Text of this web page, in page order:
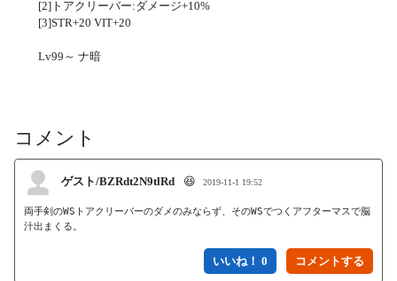
[2]トアクリーバー:ダメージ+10%
[3]STR+20 VIT+20
Lv99～ ナ暗
コメント
ゲスト/BZRdt2N9tlRd 😆 2019-11-1 19:52
両手剣のWSトアクリーバーのダメのみならず、そのWSでつくアフターマスで脳
汁出まくる。
いいね！ 0